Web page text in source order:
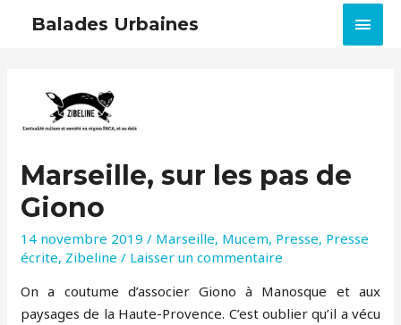
Balades Urbaines
Marseille, sur les pas de
Giono
14 novembre 2019 / Marseille, Mucem, Presse, Presse
écrite, Zibeline / Laisser un commentaire
On a coutume d’associer Giono à Manosque et aux
paysages de la Haute-Provence. C’est oublier qu’il a vécu